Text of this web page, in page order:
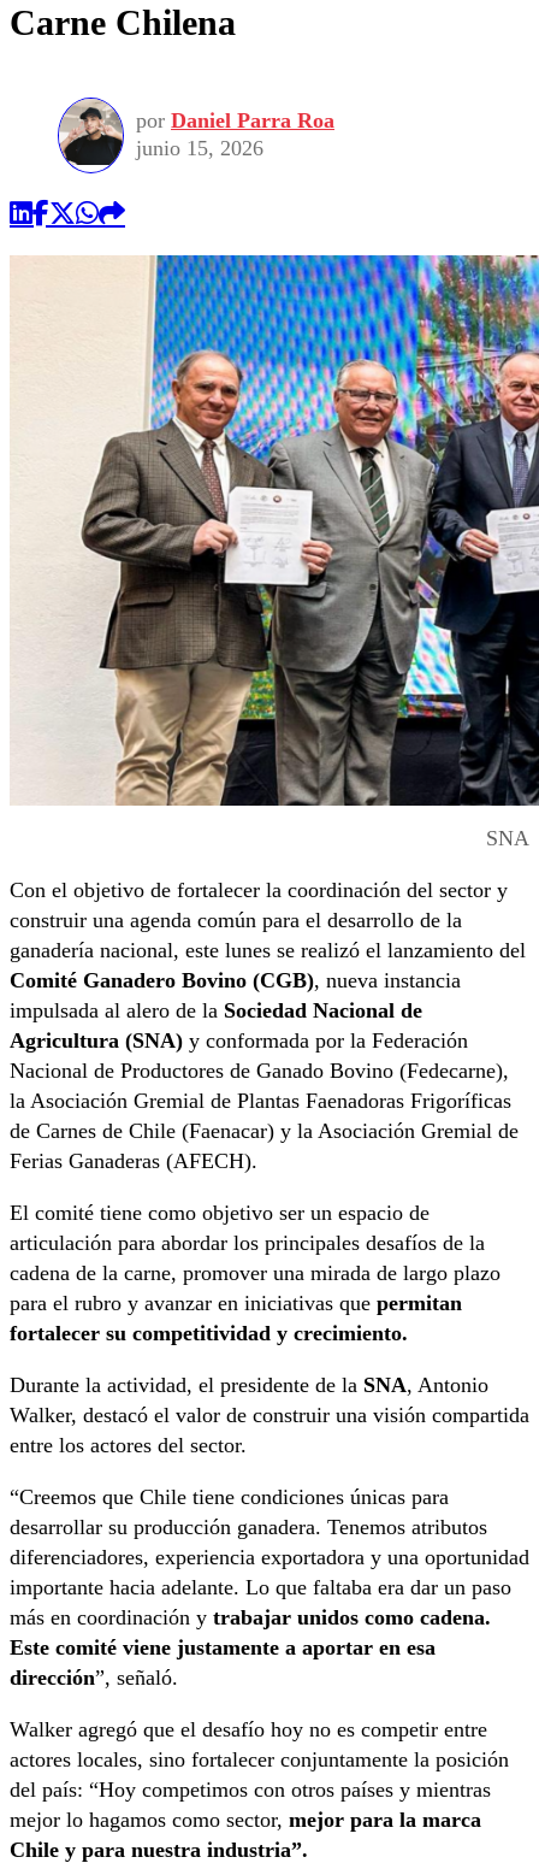
Carne Chilena
por Daniel Parra Roa
junio 15, 2026
SNA
Con el objetivo de fortalecer la coordinación del sector y
construir una agenda común para el desarrollo de la
ganadería nacional, este lunes se realizó el lanzamiento del
Comité Ganadero Bovino (CGB), nueva instancia
impulsada al alero de la Sociedad Nacional de
Agricultura (SNA) y conformada por la Federación
Nacional de Productores de Ganado Bovino (Fedecarne),
la Asociación Gremial de Plantas Faenadoras Frigoríficas
de Carnes de Chile (Faenacar) y la Asociación Gremial de
Ferias Ganaderas (AFECH).
El comité tiene como objetivo ser un espacio de
articulación para abordar los principales desafíos de la
cadena de la carne, promover una mirada de largo plazo
para el rubro y avanzar en iniciativas que permitan
fortalecer su competitividad y crecimiento.
Durante la actividad, el presidente de la SNA, Antonio
Walker, destacó el valor de construir una visión compartida
entre los actores del sector.
“Creemos que Chile tiene condiciones únicas para
desarrollar su producción ganadera. Tenemos atributos
diferenciadores, experiencia exportadora y una oportunidad
importante hacia adelante. Lo que faltaba era dar un paso
más en coordinación y trabajar unidos como cadena.
Este comité viene justamente a aportar en esa
dirección”, señaló.
Walker agregó que el desafío hoy no es competir entre
actores locales, sino fortalecer conjuntamente la posición
del país: “Hoy competimos con otros países y mientras
mejor lo hagamos como sector, mejor para la marca
Chile y para nuestra industria”.